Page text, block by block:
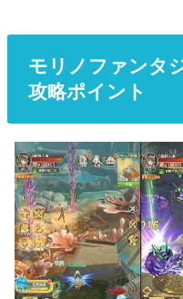
モリノファンタ
攻略ポイント